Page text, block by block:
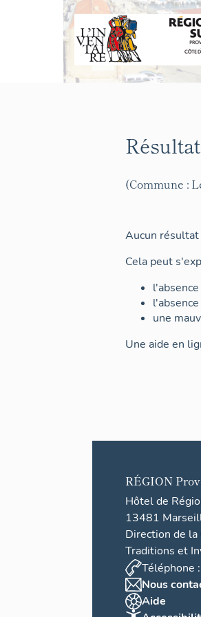
(Commune :
Aucun résultat
Cela peut
une
Une aide en
RÉGION
Hôtel de
13481
Direction de
Traditions et
Téléphone
Nous
Aide